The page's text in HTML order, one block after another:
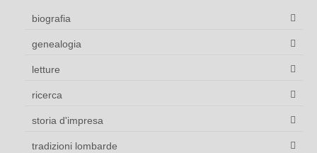
biografia
genealogia
letture
ricerca
storia d'impresa
tradizioni lombarde